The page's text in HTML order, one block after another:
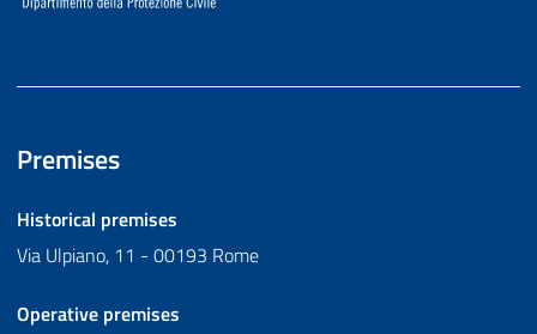
Premises
Historical premises
Via Ulpiano, 11 - 00193 Rome
Operative premises